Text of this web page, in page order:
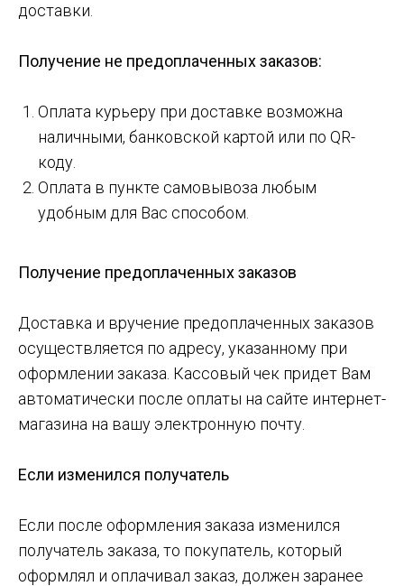
доставки.
Получение не предоплаченных заказов:
Оплата курьеру при доставке возможна
наличными, банковской картой или по QR-
коду.
Оплата в пункте самовывоза любым
удобным для Вас способом.
Получение предоплаченных заказов
Доставка и вручение предоплаченных заказов
осуществляется по адресу, указанному при
оформлении заказа. Кассовый чек придет Вам
автоматически после оплаты на сайте интернет-
магазина на вашу электронную почту.
Если изменился получатель
Если после оформления заказа изменился
получатель заказа, то покупатель, который
оформлял и оплачивал заказ, должен заранее